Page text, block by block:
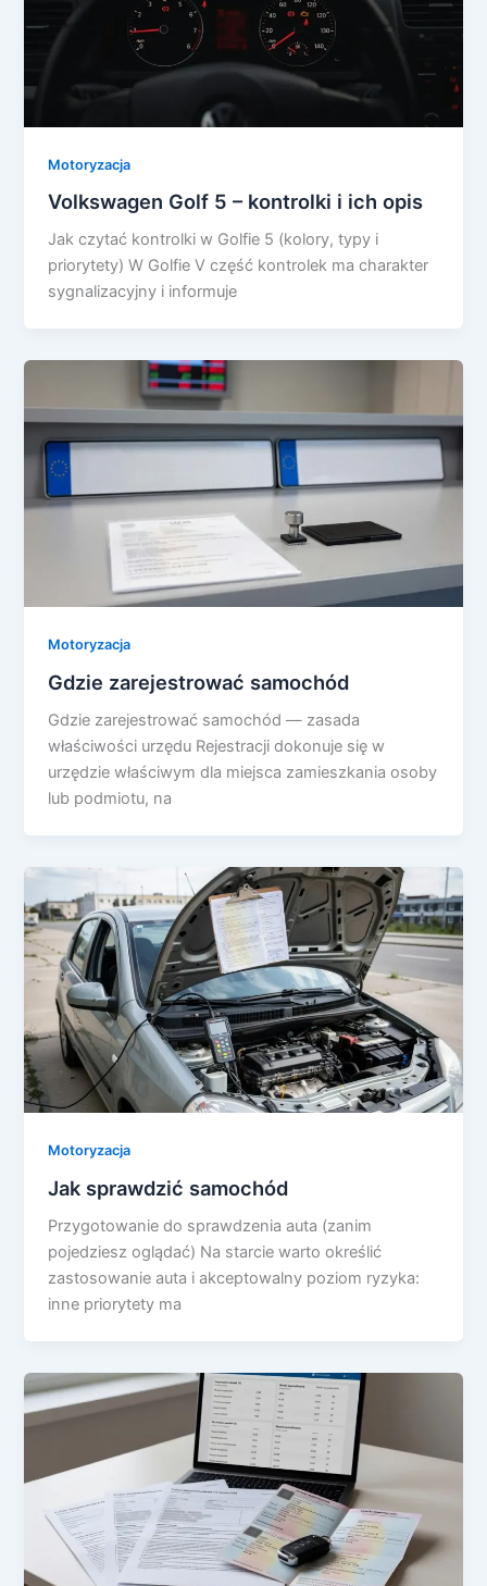
Motoryzacja
Volkswagen Golf 5 – kontrolki i ich opis
Jak czytać kontrolki w Golfie 5 (kolory, typy i
priorytety) W Golfie V część kontrolek ma charakter
sygnalizacyjny i informuje
Motoryzacja
Gdzie zarejestrować samochód
Gdzie zarejestrować samochód — zasada
właściwości urzędu Rejestracji dokonuje się w
urzędzie właściwym dla miejsca zamieszkania osoby
lub podmiotu, na
Motoryzacja
Jak sprawdzić samochód
Przygotowanie do sprawdzenia auta (zanim
pojedziesz oglądać) Na starcie warto określić
zastosowanie auta i akceptowalny poziom ryzyka:
inne priorytety ma